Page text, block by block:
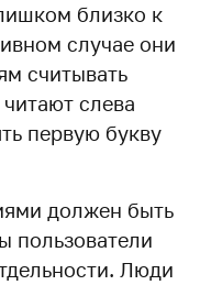
близко к
случае они
считывать
слева
первую букву
должен быть
пользователи
Люди